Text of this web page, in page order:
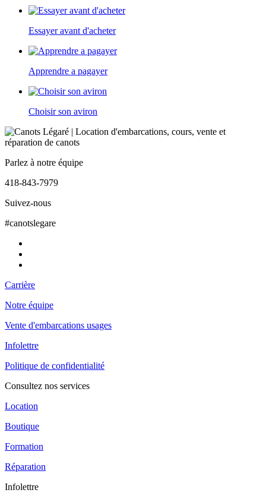
Essayer avant d'acheter
Apprendre a pagayer
Choisir son aviron
Parlez à notre équipe
418-843-7979
Suivez-nous
#canotslegare
Carrière
Notre équipe
Vente d'embarcations usages
Infolettre
Politique de confidentialité
Consultez nos services
Location
Boutique
Formation
Réparation
Infolettre